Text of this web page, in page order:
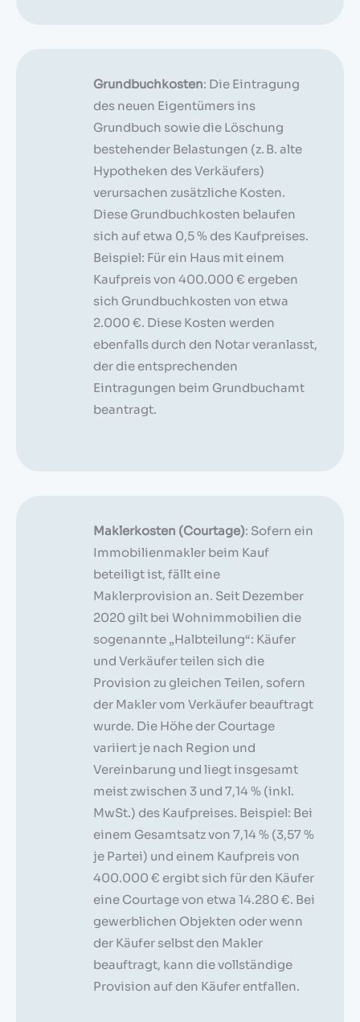
Grundbuchkosten: Die Eintragung
des neuen Eigentümers ins
Grundbuch sowie die Löschung
bestehender Belastungen (z. B. alte
Hypotheken des Verkäufers)
verursachen zusätzliche Kosten.
Diese Grundbuchkosten belaufen
sich auf etwa 0,5 % des Kaufpreises.
Beispiel: Für ein Haus mit einem
Kaufpreis von 400.000 € ergeben
sich Grundbuchkosten von etwa
2.000 €. Diese Kosten werden
ebenfalls durch den Notar veranlasst,
der die entsprechenden
Eintragungen beim Grundbuchamt
beantragt.
Maklerkosten (Courtage): Sofern ein
Immobilienmakler beim Kauf
beteiligt ist, fällt eine
Maklerprovision an. Seit Dezember
2020 gilt bei Wohnimmobilien die
sogenannte „Halbteilung“: Käufer
und Verkäufer teilen sich die
Provision zu gleichen Teilen, sofern
der Makler vom Verkäufer beauftragt
wurde. Die Höhe der Courtage
variiert je nach Region und
Vereinbarung und liegt insgesamt
meist zwischen 3 und 7,14 % (inkl.
MwSt.) des Kaufpreises. Beispiel: Bei
einem Gesamtsatz von 7,14 % (3,57 %
je Partei) und einem Kaufpreis von
400.000 € ergibt sich für den Käufer
eine Courtage von etwa 14.280 €. Bei
gewerblichen Objekten oder wenn
der Käufer selbst den Makler
beauftragt, kann die vollständige
Provision auf den Käufer entfallen.